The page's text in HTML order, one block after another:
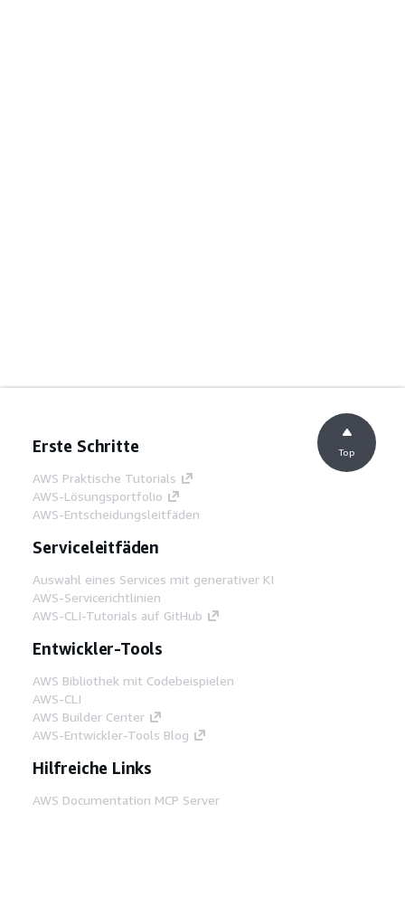
Erste Schritte
AWS Praktische Tutorials
AWS-Lösungsportfolio
AWS-Entscheidungsleitfäden
Serviceleitfäden
Auswahl eines Services mit generativer KI
AWS-Servicerichtlinien
AWS-CLI-Tutorials auf GitHub
Entwickler-Tools
AWS Bibliothek mit Codebeispielen
AWS-CLI
AWS Builder Center
AWS-Entwickler-Tools Blog
Hilfreiche Links
AWS Documentation MCP Server
Top